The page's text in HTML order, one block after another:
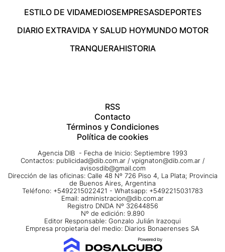
ESTILO DE VIDAMEDIOSEMPRESASDEPORTES
DIARIO EXTRAVIDA Y SALUD HOYMUNDO MOTOR
TRANQUERAHISTORIA
RSS
Contacto
Términos y Condiciones
Política de cookies
Agencia DIB - Fecha de Inicio: Septiembre 1993
Contactos: publicidad@dib.com.ar / vpignaton@dib.com.ar /
avisosdib@gmail.com
Dirección de las oficinas: Calle 48 Nº 726 Piso 4, La Plata; Provincia
de Buenos Aires, Argentina
Teléfono: +5492215022421 - Whatsapp: +5492215031783
Email: administracion@dib.com.ar
Registro DNDA Nº 32644856
Nº de edición: 9.890
Editor Responsable: Gonzalo Julián Irazoqui
Empresa propietaria del medio: Diarios Bonaerenses SA